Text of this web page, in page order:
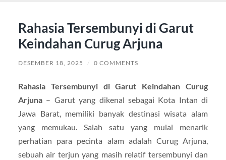
Rahasia Tersembunyi di Garut
Keindahan Curug Arjuna
DESEMBER 18, 2025 / 0 COMMENTS
Rahasia Tersembunyi di Garut Keindahan Curug
Arjuna– Garut yang dikenal sebagai Kota Intan di
Jawa Barat, memiliki banyak destinasi wisata alam
yang memukau. Salah satu yang mulai menarik
perhatian para pecinta alam adalah Curug Arjuna,
sebuah air terjun yang masih relatif tersembunyi dan